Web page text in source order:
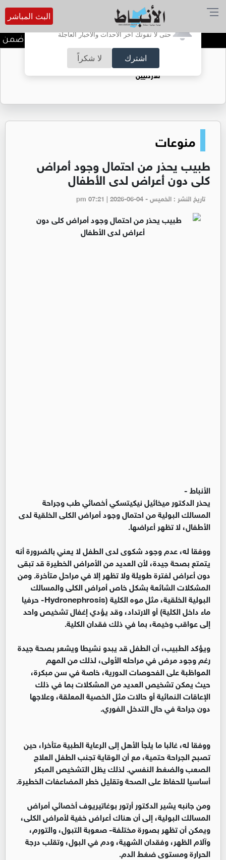
أترغب في تفعيل الإشعارات؟
حتى لا تفوتك آخر الأحداث والأخبار العاجلة
اشترك لا شكراً
البث المباشر
ندوة تعاين التراث الأردني ضمن
حقل الريشة حين يتحول الغاز إلى فرص عمل
للأردنيين
منوعات
طبيب يحذر من احتمال وجود أمراض
كلى دون أعراض لدى الأطفال
تاريخ النشر : الخميس - pm 07:21 | 2026-06-04
الأنباط -
يحذر الدكتور ميخائيل نيكيتسكي أخصائي طب وجراحة
المسالك البولية من احتمال وجود أمراض الكلى الخلقية لدى
الأطفال، لا تظهر أعراضها.
ووفقا له، عدم وجود شكوى لدى الطفل لا يعني بالضرورة أنه
يتمتع بصحة جيدة، لأن العديد من الأمراض الخطيرة قد تبقى
دون أعراض لفترة طويلة ولا تظهر إلا في مراحل متأخرة. ومن
المشكلات الشائعة بشكل خاص أمراض الكلى والمسالك
البولية الخلقية، مثل موه الكلية (Hydronephrosis- حرفيا
ماء داخل الكلية) أو الارتداد، وقد يؤدي إغفال تشخيص واحد
إلى عواقب وخيمة، بما في ذلك فقدان الكلية.
ويؤكد الطبيب، أن الطفل قد يبدو نشيطا ويشعر بصحة جيدة
رغم وجود مرض في مراحله الأولى، لذلك من المهم
المواظبة على الفحوصات الدورية، خاصة في سن مبكرة،
حيث يمكن تشخيص العديد من المشكلات بما في ذلك
الإعاقات النمائية أو حالات مثل الخصية المعلقة، وعلاجها
دون جراحة في حال التدخل الفوري.
ووفقا له، غالبا ما يلجأ الأهل إلى الرعاية الطبية متأخرا، حين
تصبح الجراحة حتمية، مع أن الوقاية تجنب الطفل العلاج
الصعب والضغط النفسي. لذلك يظل التشخيص المبكر
أساسيا للحفاظ على الصحة وتقليل خطر المضاعفات الخطيرة.
ومن جانبه يشير الدكتور أرتور بوغاتيريوف أخصائي أمراض
المسالك البولية، إلى أن هناك أعراض خفية لأمراض الكلى،
ويمكن أن تظهر بصورة مختلفة- صعوبة التبول، والتورم،
وآلام الظهر، وفقدان الشهية، ودم في البول، وتقلب درجة
الحرارة ومستوى ضغط الدم.